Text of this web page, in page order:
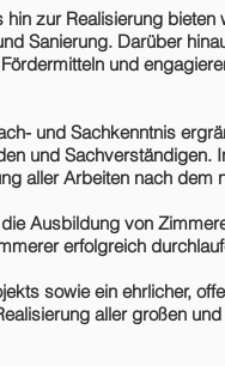
zur Realisierung
Sanierung. Darüber
und
und Sachkenntnis
und
aller Arbeiten nach dem
Ausbildung von
erfolgreich
sowie ein ehrlicher,
aller großen